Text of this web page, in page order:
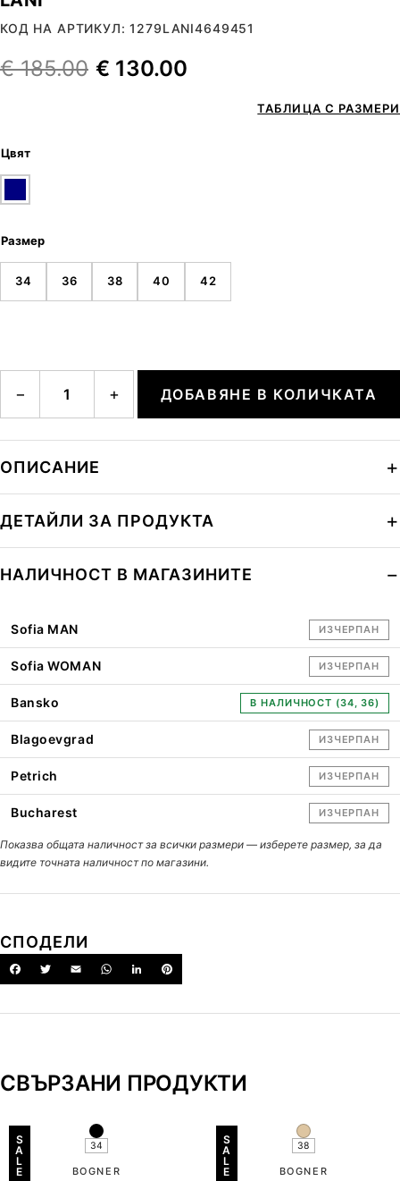
КОД НА АРТИКУЛ: 1279LANI4649451
€185.00 € 130.00
ТАБЛИЦА С РАЗМЕРИ
Цвят
Размер
34 36 38 40 42
− + ДОБАВЯНЕ В КОЛИЧКАТА
ОПИСАНИЕ
ДЕТАЙЛИ ЗА ПРОДУКТА
НАЛИЧНОСТ В МАГАЗИНИТЕ
Sofia MAN ИЗЧЕРПАН
Sofia WOMAN ИЗЧЕРПАН
Bansko В НАЛИЧНОСТ (34, 36)
Blagoevgrad ИЗЧЕРПАН
Petrich ИЗЧЕРПАН
Bucharest ИЗЧЕРПАН
Показва общата наличност за всички размери — изберете размер, за да
видите точната наличност по магазини.
СПОДЕЛИ
СВЪРЗАНИ ПРОДУКТИ
S
A
L
E
34
BOGNER
S
A
L
E
38
BOGNER